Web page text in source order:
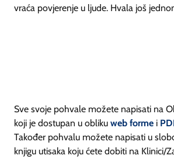
vraća povjerenje u ljude. Hvala još
Sve svoje pohvale možete napisati na
koji je dostupan u obliku web forme i
Također pohvalu možete napisati u
knjigu utisaka koju ćete dobiti na Klinici/